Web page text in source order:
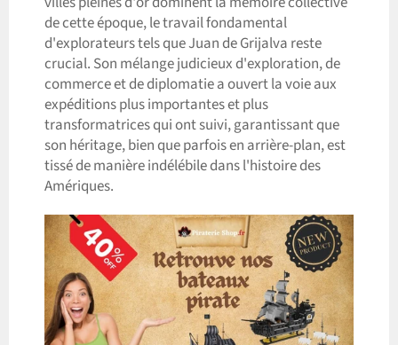
de cette époque, le travail fondamental
d'explorateurs tels que Juan de Grijalva reste
crucial. Son mélange judicieux d'exploration, de
commerce et de diplomatie a ouvert la voie aux
expéditions plus importantes et plus
transformatrices qui ont suivi, garantissant que
son héritage, bien que parfois en arrière-plan, est
tissé de manière indélébile dans l'histoire des
Amériques.